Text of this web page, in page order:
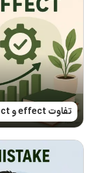
تفاوت effect و affect چیست؟